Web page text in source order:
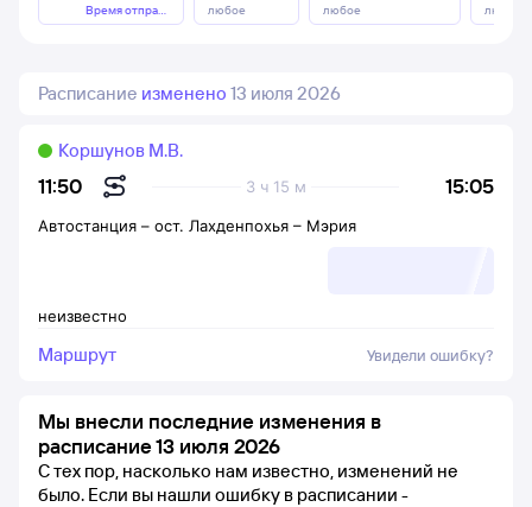
Время отправления любое любое любое
Расписание изменено 13 июля 2026
11:50 15:05
3 ч 15 м
Коршунов М.В.
неизвестно
Автостанция – ост. Лахденпохья – Мэрия
Маршрут Увидели ошибку?
Мы внесли последние изменения в
расписание 13 июля 2026
С тех пор, насколько нам известно, изменений не
было. Если вы нашли ошибку в расписании -